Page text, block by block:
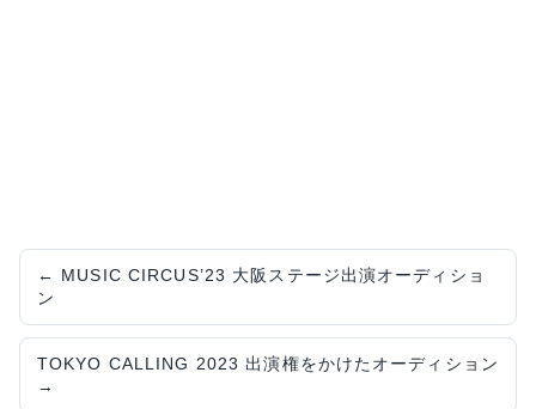
← MUSIC CIRCUS’23 大阪ステージ出演オーディショ
ン
TOKYO CALLING 2023 出演権をかけたオーディション
→